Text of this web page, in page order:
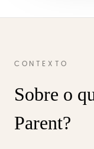
CONTEXTO
Sobre o
Parent?